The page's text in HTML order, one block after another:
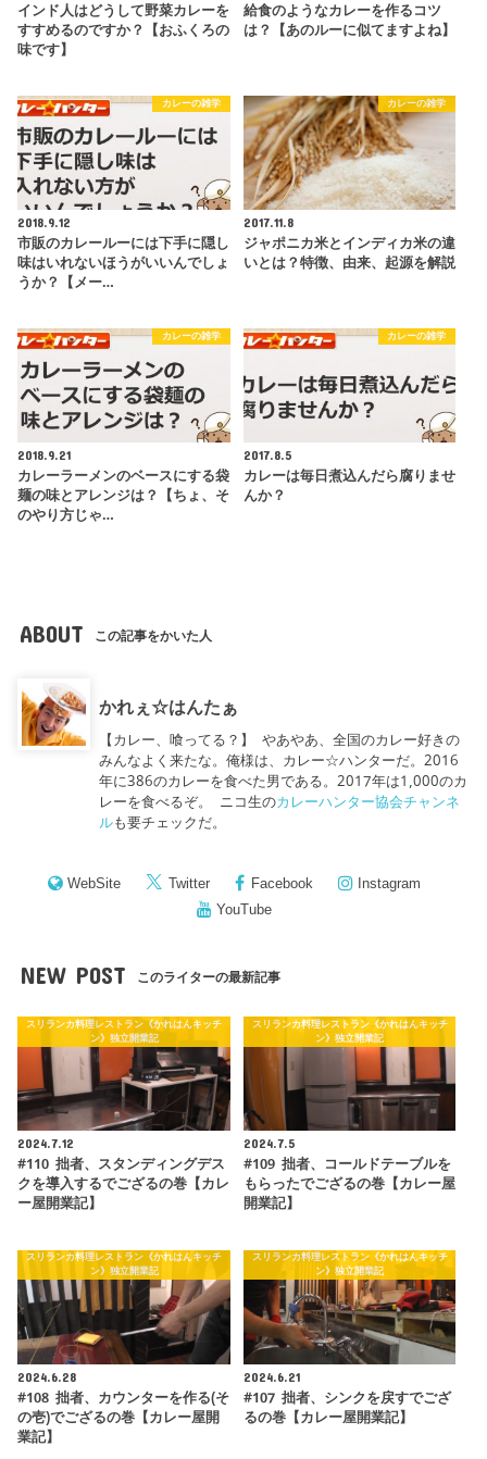
インド人はどうして野菜カレーを
すすめるのですか？【おふくろの
味です】
給食のようなカレーを作るコツ
は？【あのルーに似てますよね】
カレーの雑学
2018.9.12
市販のカレールーには下手に隠し
味はいれないほうがいいんでしょ
うか？【メー…
カレーの雑学
2017.11.8
ジャポニカ米とインディカ米の違
いとは？特徴、由来、起源を解説
カレーの雑学
2018.9.21
カレーラーメンのベースにする袋
麺の味とアレンジは？【ちょ、そ
のやり方じゃ…
カレーの雑学
2017.8.5
カレーは毎日煮込んだら腐りませ
んか？
ABOUT この記事をかいた人
かれぇ☆はんたぁ
【カレー、喰ってる？】 やあやあ、全国のカレー好きの
みんなよく来たな。俺様は、カレー☆ハンターだ。2016
年に386のカレーを食べた男である。2017年は1,000のカ
レーを食べるぞ。 ニコ生のカレーハンター協会チャンネ
ルも要チェックだ。
WebSite Twitter Facebook
Instagram
YouTube
NEW POST このライターの最新記事
スリランカ料理レストラン《かれはんキッチ
ン》独立開業記
2024.7.12
#110 拙者、スタンディングデス
クを導入するでござるの巻【カレ
ー屋開業記】
スリランカ料理レストラン《かれはんキッチ
ン》独立開業記
2024.7.5
#109 拙者、コールドテーブルを
もらったでござるの巻【カレー屋
開業記】
スリランカ料理レストラン《かれはんキッチ
ン》独立開業記
2024.6.28
#108 拙者、カウンターを作る(そ
の壱)でござるの巻【カレー屋開
業記】
スリランカ料理レストラン《かれはんキッチ
ン》独立開業記
2024.6.21
#107 拙者、シンクを戻すでござ
るの巻【カレー屋開業記】